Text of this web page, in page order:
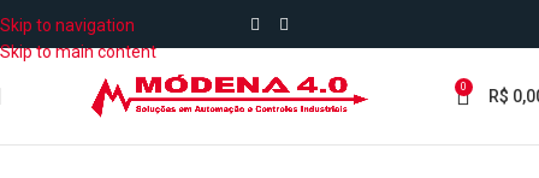
Skip to navigation
Skip to main content
0 R$